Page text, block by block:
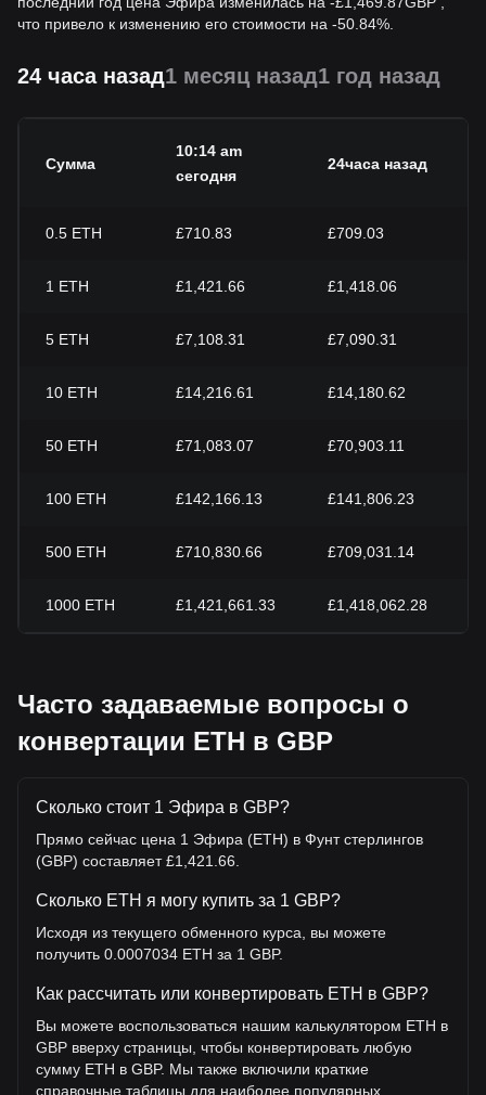
что привело к изменению его стоимости на -50.84%.
24 часа назад1 месяц назад1 год назад
Сумма
10:14 am
сегодня
24часа назад
0.5 ETH £710.83 £709.03
1 ETH £1,421.66 £1,418.06
5 ETH £7,108.31 £7,090.31
10 ETH £14,216.61 £14,180.62
50 ETH £71,083.07 £70,903.11
100 ETH £142,166.13 £141,806.23
500 ETH £710,830.66 £709,031.14
1000 ETH £1,421,661.33 £1,418,062.28
Часто задаваемые вопросы о
конвертации ETH в GBP
Сколько стоит 1 Эфира в GBP?
Прямо сейчас цена 1 Эфира (ETH) в Фунт стерлингов
(GBP) составляет £1,421.66.
Сколько ETH я могу купить за 1 GBP?
Исходя из текущего обменного курса, вы можете
получить 0.0007034 ETH за 1 GBP.
Как рассчитать или конвертировать ETH в GBP?
Вы можете воспользоваться нашим калькулятором ETH в
GBP вверху страницы, чтобы конвертировать любую
сумму ETH в GBP. Мы также включили краткие
справочные таблицы для наиболее популярных